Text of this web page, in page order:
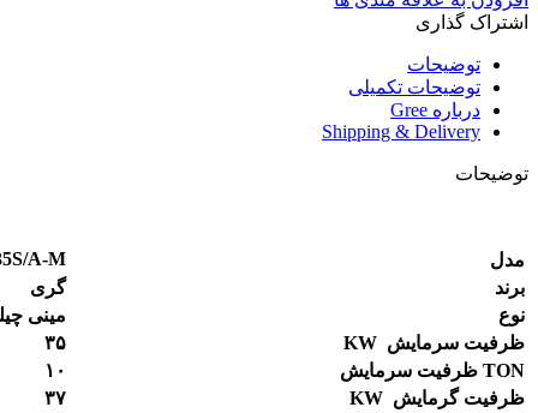
اشتراک گذاری
توضیحات
توضیحات تکمیلی
درباره Gree
Shipping & Delivery
توضیحات
مدل
A-M
برند
گری
نوع
مینی
ظرفیت سرمایش
۳۵
TON ظرفیت سرمایش
۱۰
ظرفیتگرمایش ۳۷